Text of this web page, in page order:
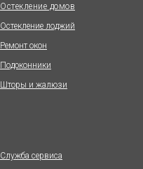
Остекление домов
Остекление лоджий
Ремонт окон
Подоконники
Шторы и жалюзи
Служба сервиса